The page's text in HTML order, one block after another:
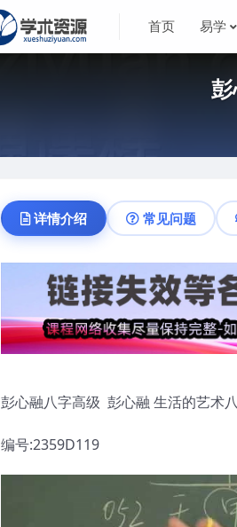
首页 易学
详情介绍 常见问题
彭心融八字高级 彭心融 生活的艺术
编号:2359D119